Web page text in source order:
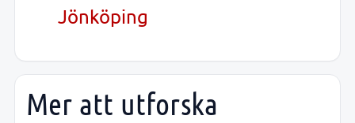
Jönköping
Mer att utforska